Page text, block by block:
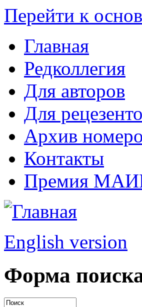
Перейти к
Главная
Редколлегия
Для авторов
Для
Архив
Контакты
Премия
English version
Форма